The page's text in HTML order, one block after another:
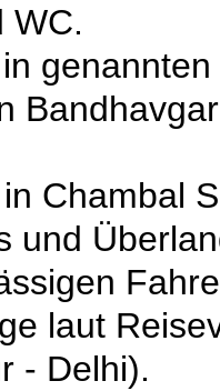
WC.
Chambal
und
laut
- Delhi).